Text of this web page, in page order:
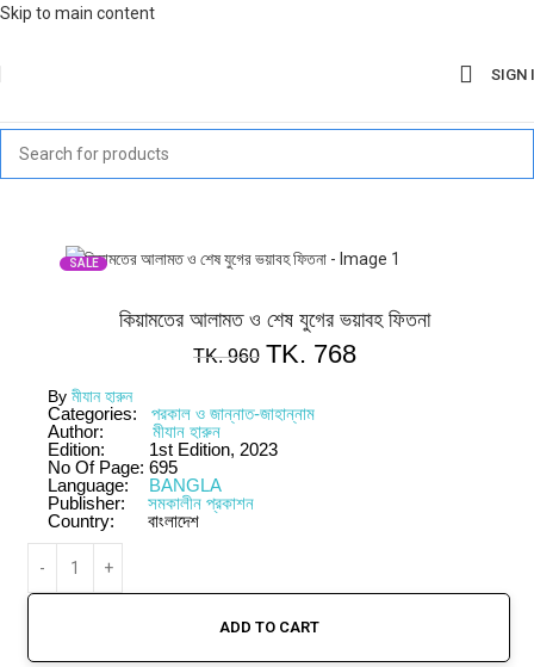
Skip to main content
SIGN
SALE
কিয়ামতের আলামত ও শেষ যুগের ভয়াবহ ফিতনা
TK.960 TK. 768
By মীযান হারুন
Categories:
পরকাল ও জান্নাত-জাহান্নাম
Author:
মীযান হারুন
Edition:
1st Edition, 2023
No Of Page: 695
Language:
BANGLA
Publisher:
সমকালীন প্রকাশন
Country:
বাংলাদেশ
ADD TO CART